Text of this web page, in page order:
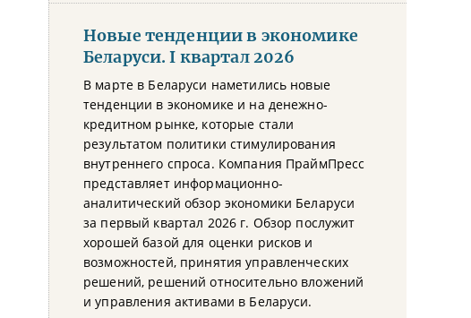
Новые тенденции в экономике
Беларуси. I квартал 2026
В марте в Беларуси наметились новые
тенденции в экономике и на денежно-
кредитном рынке, которые стали
результатом политики стимулирования
внутреннего спроса. Компания ПраймПресс
представляет информационно-
аналитический обзор экономики Беларуси
за первый квартал 2026 г. Обзор послужит
хорошей базой для оценки рисков и
возможностей, принятия управленческих
решений, решений относительно вложений
и управления активами в Беларуси.